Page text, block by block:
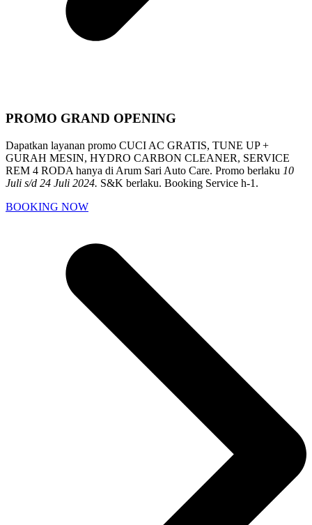
PROMO GRAND OPENING
Dapatkan layanan promo CUCI AC GRATIS, TUNE UP +
GURAH MESIN, HYDRO CARBON CLEANER, SERVICE
REM 4 RODA hanya di Arum Sari Auto Care. Promo berlaku 10
Juli s/d 24 Juli 2024. S&K berlaku. Booking Service h-1.
BOOKING NOW